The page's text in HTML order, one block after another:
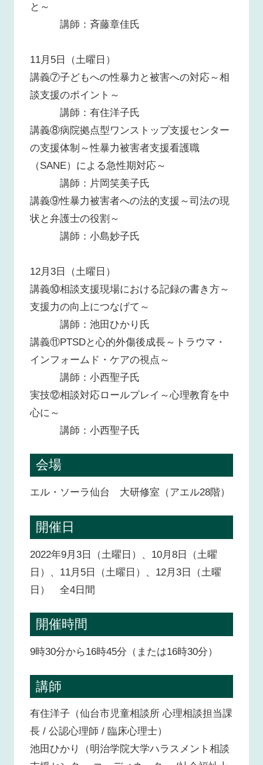
と～
講師：斉藤章佳氏
11月5日（土曜日）
講義⑦子どもへの性暴力と被害への対応～相
談支援のポイント～
講師：有住洋子氏
講義⑧病院拠点型ワンストップ支援センター
の支援体制～性暴力被害者支援看護職
（SANE）による急性期対応～
講師：片岡笑美子氏
講義⑨性暴力被害者への法的支援～司法の現
状と弁護士の役割～
講師：小島妙子氏
12月3日（土曜日）
講義⑩相談支援現場における記録の書き方～
支援力の向上につなげて～
講師：池田ひかり氏
講義⑪PTSDと心的外傷後成長～トラウマ・
インフォームド・ケアの視点～
講師：小西聖子氏
実技⑫相談対応ロールプレイ～心理教育を中
心に～
講師：小西聖子氏
会場
エル・ソーラ仙台 大研修室（アエル28階）
開催日
2022年9月3日（土曜日）、10月8日（土曜
日）、11月5日（土曜日）、12月3日（土曜
日） 全4日間
開催時間
9時30分から16時45分（または16時30分）
講師
有住洋子（仙台市児童相談所 心理相談担当課
長 / 公認心理師 / 臨床心理士）
池田ひかり（明治学院大学ハラスメント相談